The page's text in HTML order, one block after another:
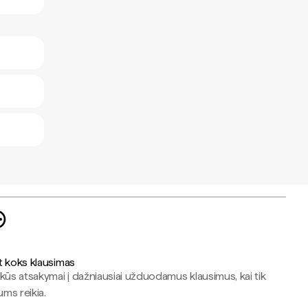
koks klausimas
atsakymai į dažniausiai užduodamus klausimus, kai tik
reikia.